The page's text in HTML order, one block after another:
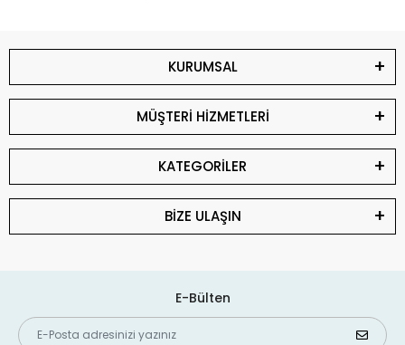
KURUMSAL
MÜŞTERİ HİZMETLERİ
KATEGORİLER
BİZE ULAŞIN
E-Bülten